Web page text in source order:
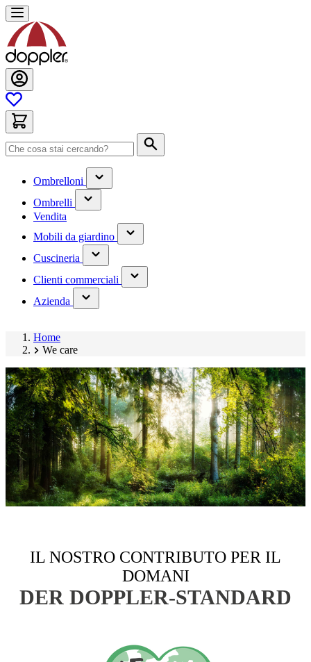
Salta
al
contenuto
Ombrelloni
(contiene
un
sottomenu)
Ombrelli
(contiene
un
Vendita
Mobili da giardino
(contiene
un
Cuscineria
(contiene
un
sottomenu)
Clienti commerciali
(has
submenu)
Azienda
(has
submenu)
Home
We care
IL NOSTRO CONTRIBUTO PER IL
DOMANI
DER DOPPLER-STANDARD